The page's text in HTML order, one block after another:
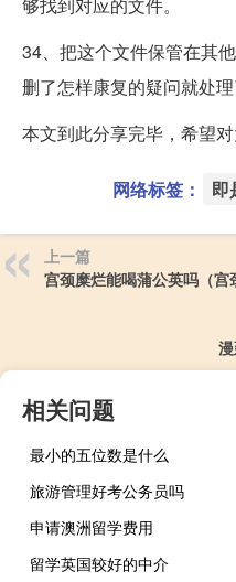
够找到对应的文件。
34、把这个文件保管在其
删了怎样康复的疑问就处理
本文到此分享完毕，希望对
网络标签： 即
上一篇
宫颈糜烂能喝蒲公英吗（宫
相关问题
最小的五位数是什么
旅游管理好考公务员吗
申请澳洲留学费用
留学英国较好的中介